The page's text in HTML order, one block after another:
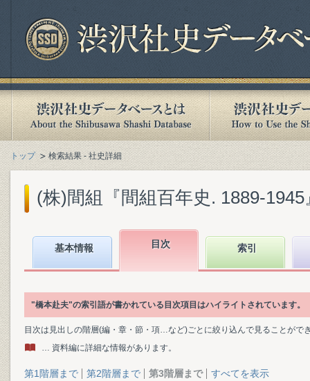
トップ 検索結果 - 社史詳細
(株)間組『間組百年史. 1889-1945
基本情報 目次 索引
"橋本赴夫"の索引語が書かれている目次項目はハイライトされています。
目次は見出しの階層(編・章・節・項…など)ごとに絞り込んで見ることがで
… 資料編に詳細な情報があります。
第1階層まで 第2階層まで 第3階層まで すべてを表示